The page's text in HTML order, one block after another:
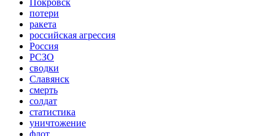
потери
ракета
российская агрессия
Россия
РСЗО
сводки
Славянск
смерть
солдат
статистика
уничтожение
флот